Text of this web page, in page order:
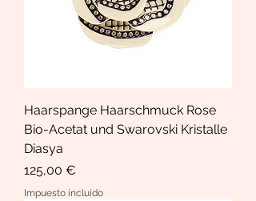
Haarspange Haarschmuck Rose
Bio-Acetat und Swarovski Kristalle
Diasya
Precio
125,00 €
Impuesto incluido